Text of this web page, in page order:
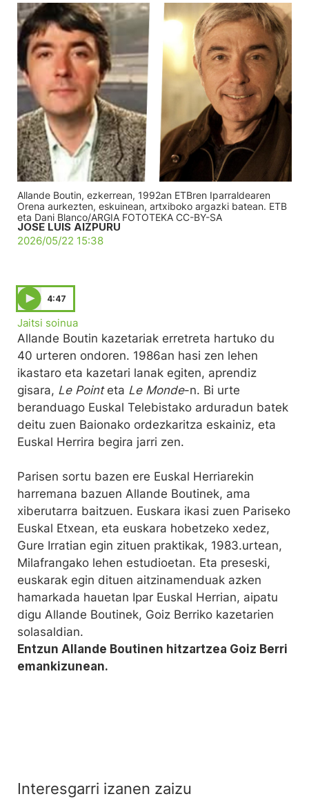
Allande Boutin, ezkerrean, 1992an ETBren Iparraldearen
Orena aurkezten, eskuinean, artxiboko argazki batean. ETB
eta Dani Blanco/ARGIA FOTOTEKA CC-BY-SA
JOSE LUIS AIZPURU
2026/05/22 15:38
4:47
Jaitsi soinua
Allande Boutin kazetariak erretreta hartuko du
40 urteren ondoren. 1986an hasi zen lehen
ikastaro eta kazetari lanak egiten, aprendiz
gisara, Le Pointeta Le Monde-n. Bi urte
beranduago Euskal Telebistako arduradun batek
deitu zuen Baionako ordezkaritza eskainiz, eta
Euskal Herrira begira jarri zen.
Parisen sortu bazen ere Euskal Herriarekin
harremana bazuen Allande Boutinek, ama
xiberutarra baitzuen. Euskara ikasi zuen Pariseko
Euskal Etxean, eta euskara hobetzeko xedez,
Gure Irratian egin zituen praktikak, 1983.urtean,
Milafrangako lehen estudioetan. Eta preseski,
euskarak egin dituen aitzinamenduak azken
hamarkada hauetan Ipar Euskal Herrian, aipatu
digu Allande Boutinek, Goiz Berriko kazetarien
solasaldian.
Entzun Allande Boutinen hitzartzea Goiz Berri
emankizunean.
Interesgarri izanen zaizu